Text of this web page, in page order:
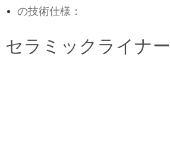
の技術仕様：
セラミックライナー